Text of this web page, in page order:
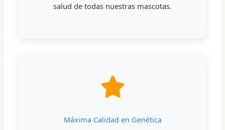
salud de todas nuestras mascotas.
Máxima Calidad en Genética